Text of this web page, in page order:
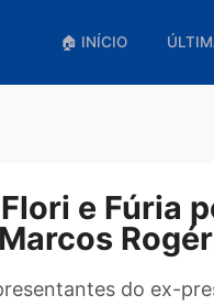
🏠 INÍCIO
– Flori e
Marcos